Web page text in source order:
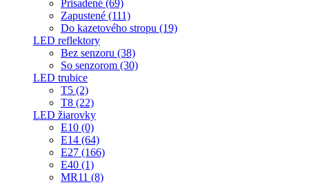
Prisadené (69)
Zapustené (111)
Do kazetového stropu (19)
LED reflektory
Bez senzoru (38)
So senzorom (30)
LED trubice
T5 (2)
T8 (22)
LED žiarovky
E10 (0)
E14 (64)
E27 (166)
E40 (1)
MR11 (8)